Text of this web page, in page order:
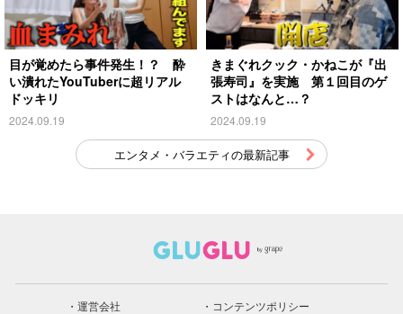
目が覚めたら事件発生！？ 酔
い潰れたYouTuberに超リアル
ドッキリ
2024.09.19
きまぐれクック・かねこが『出
張寿司』を実施 第１回目のゲ
ストはなんと…？
2024.09.19
エンタメ・バラエティの最新記事
運営会社
コンテンツポリシー